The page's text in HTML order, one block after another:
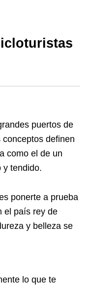
puertos de
definen
como el de un
y tendido.
ponerte a prueba
el país rey de
y belleza se
lo que te